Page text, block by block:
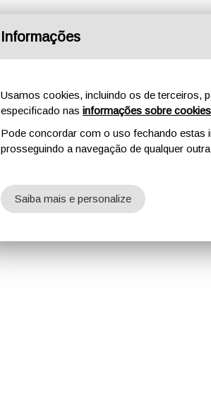
Informações
Usamos cookies, incluindo os de terceiros,
especificado nas informações sobre cookies
Pode concordar com o uso fechando estas
prosseguindo a navegação de qualquer
Saiba mais e personalize